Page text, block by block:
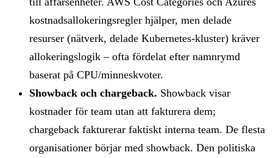
kostnadsallokeringsregler hjälper, men delade
resurser (nätverk, delade Kubernetes-kluster) kräver
allokeringslogik – ofta fördelat efter namnrymd
baserat på CPU/minneskvoter.
Showback och chargeback. Showback visar
kostnader för team utan att fakturera dem;
chargeback fakturerar faktiskt interna team. De flesta
organisationer börjar med showback. Den politiska